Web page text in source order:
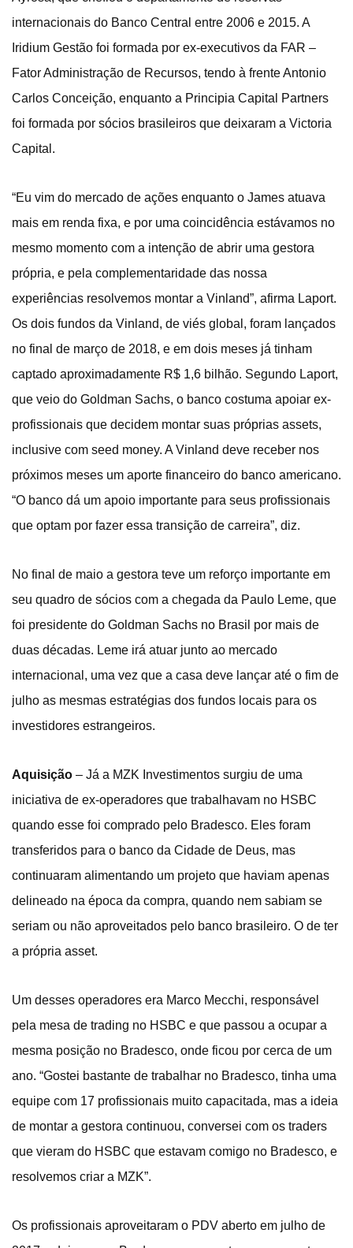
internacionais do Banco Central entre 2006 e 2015. A
Iridium Gestão foi formada por ex-executivos da FAR –
Fator Administração de Recursos, tendo à frente Antonio
Carlos Conceição, enquanto a Principia Capital Partners
foi formada por sócios brasileiros que deixaram a Victoria
Capital.
“Eu vim do mercado de ações enquanto o James atuava
mais em renda fixa, e por uma coincidência estávamos no
mesmo momento com a intenção de abrir uma gestora
própria, e pela complementaridade das nossa
experiências resolvemos montar a Vinland”, afirma Laport.
Os dois fundos da Vinland, de viés global, foram lançados
no final de março de 2018, e em dois meses já tinham
captado aproximadamente R$ 1,6 bilhão. Segundo Laport,
que veio do Goldman Sachs, o banco costuma apoiar ex-
profissionais que decidem montar suas próprias assets,
inclusive com seed money. A Vinland deve receber nos
próximos meses um aporte financeiro do banco americano.
“O banco dá um apoio importante para seus profissionais
que optam por fazer essa transição de carreira”, diz.
No final de maio a gestora teve um reforço importante em
seu quadro de sócios com a chegada da Paulo Leme, que
foi presidente do Goldman Sachs no Brasil por mais de
duas décadas. Leme irá atuar junto ao mercado
internacional, uma vez que a casa deve lançar até o fim de
julho as mesmas estratégias dos fundos locais para os
investidores estrangeiros.
Aquisição – Já a MZK Investimentos surgiu de uma
iniciativa de ex-operadores que trabalhavam no HSBC
quando esse foi comprado pelo Bradesco. Eles foram
transferidos para o banco da Cidade de Deus, mas
continuaram alimentando um projeto que haviam apenas
delineado na época da compra, quando nem sabiam se
seriam ou não aproveitados pelo banco brasileiro. O de ter
a própria asset.
Um desses operadores era Marco Mecchi, responsável
pela mesa de trading no HSBC e que passou a ocupar a
mesma posição no Bradesco, onde ficou por cerca de um
ano. “Gostei bastante de trabalhar no Bradesco, tinha uma
equipe com 17 profissionais muito capacitada, mas a ideia
de montar a gestora continuou, conversei com os traders
que vieram do HSBC que estavam comigo no Bradesco, e
resolvemos criar a MZK”.
Os profissionais aproveitaram o PDV aberto em julho de